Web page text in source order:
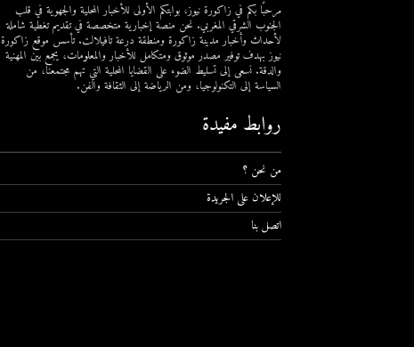
مرحبًا بكم في زاكورة نيوز، بوابتكم الأولى للأخبار المحلية والجهوية في قلب
الجنوب الشرقي المغربي. نحن منصة إخبارية متخصصة في تقديم تغطية شاملة
لأحداث وأخبار مدينة زاكورة ومنطقة درعة تافيلالت. تأسس موقع زاكورة
نيوز بهدف توفير مصدر موثوق ومتكامل للأخبار والمعلومات، يجمع بين المهنية
والدقة. نسعى إلى تسليط الضوء على القضايا المحلية التي تهم مجتمعنا، من
السياسة إلى التكنولوجيا، ومن الرياضة إلى الثقافة والفن.
روابط مفيدة
من نحن ؟
للإعلان على الجريدة
اتصل بنا